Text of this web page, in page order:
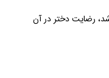
رضايت دختر در آن